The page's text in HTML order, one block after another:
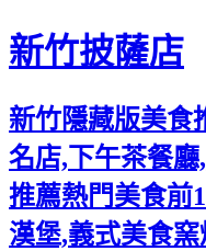
新竹披薩店
新竹隱藏版美食
名店,下午茶餐
推薦熱門美食前
漢堡,義式美食